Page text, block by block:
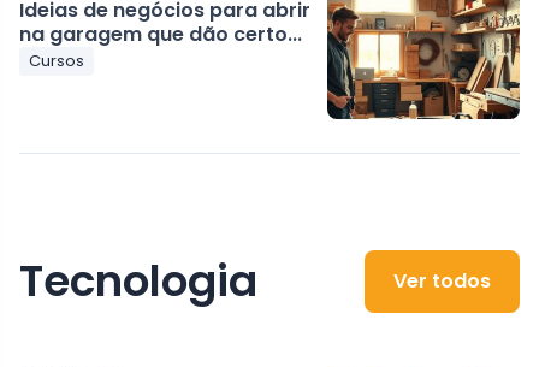
Ideias de negócios para abrir
na garagem que dão certo...
Cursos
Tecnologia Ver todos